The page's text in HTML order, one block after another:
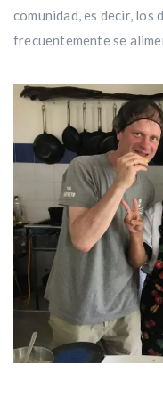
comunidad, es decir, los
frecuentemente se